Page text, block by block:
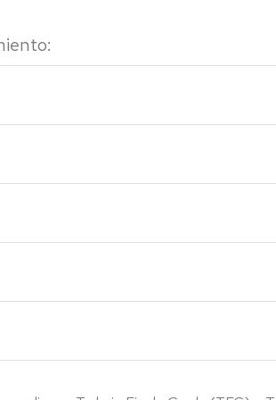
(CTE, normativa autonómica,
resumen ni bibliografía). Incluye
vigente.